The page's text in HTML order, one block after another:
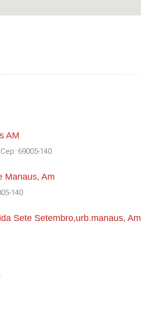
AM
69005-140
Manaus, Am
140
Sete Setembro,urb.manaus, Am